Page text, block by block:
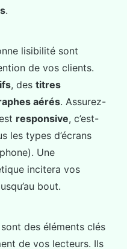
.
lisibilité sont
de vos clients.
, des titres
aérés. Assurez-
responsive, c’est-
les types d’écrans
Une
incitera vos
bout.
des éléments clés
de vos lecteurs. Ils